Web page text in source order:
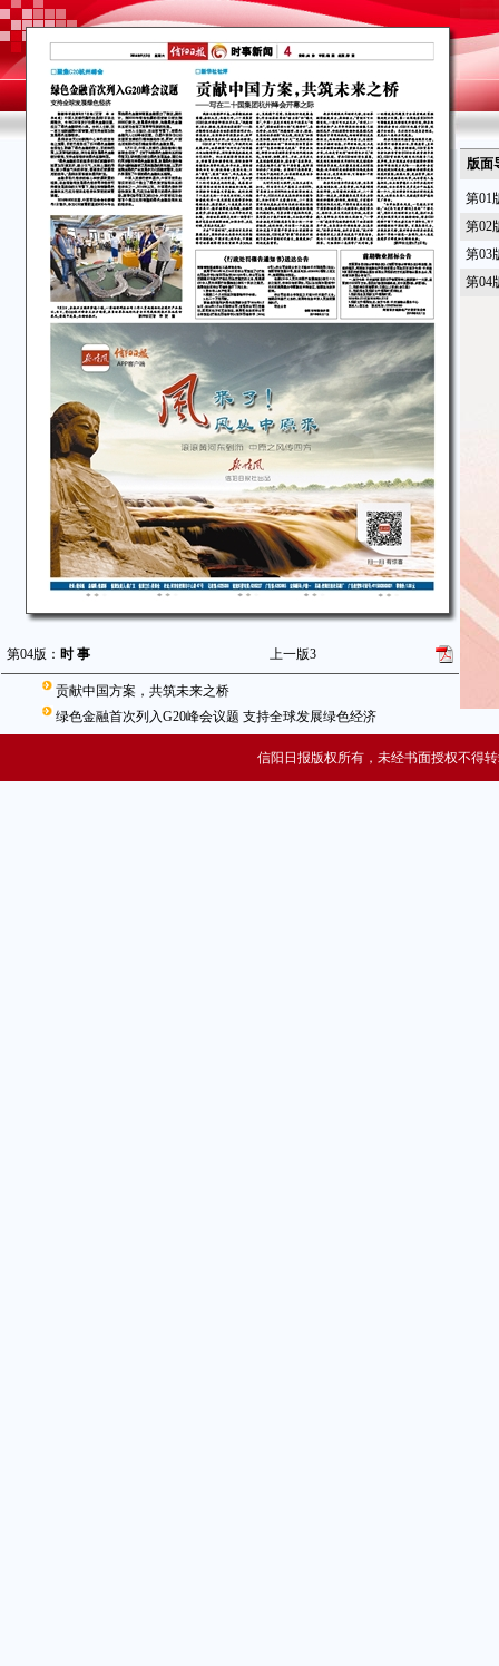
第04版： 时 事 上一版3
贡献中国方案，共筑未来之桥
绿色金融首次列入G20峰会议题 支持全球发展绿色经济
版面
第01
第02
第03
第04
信阳日报版权所有，未经书面授权不得